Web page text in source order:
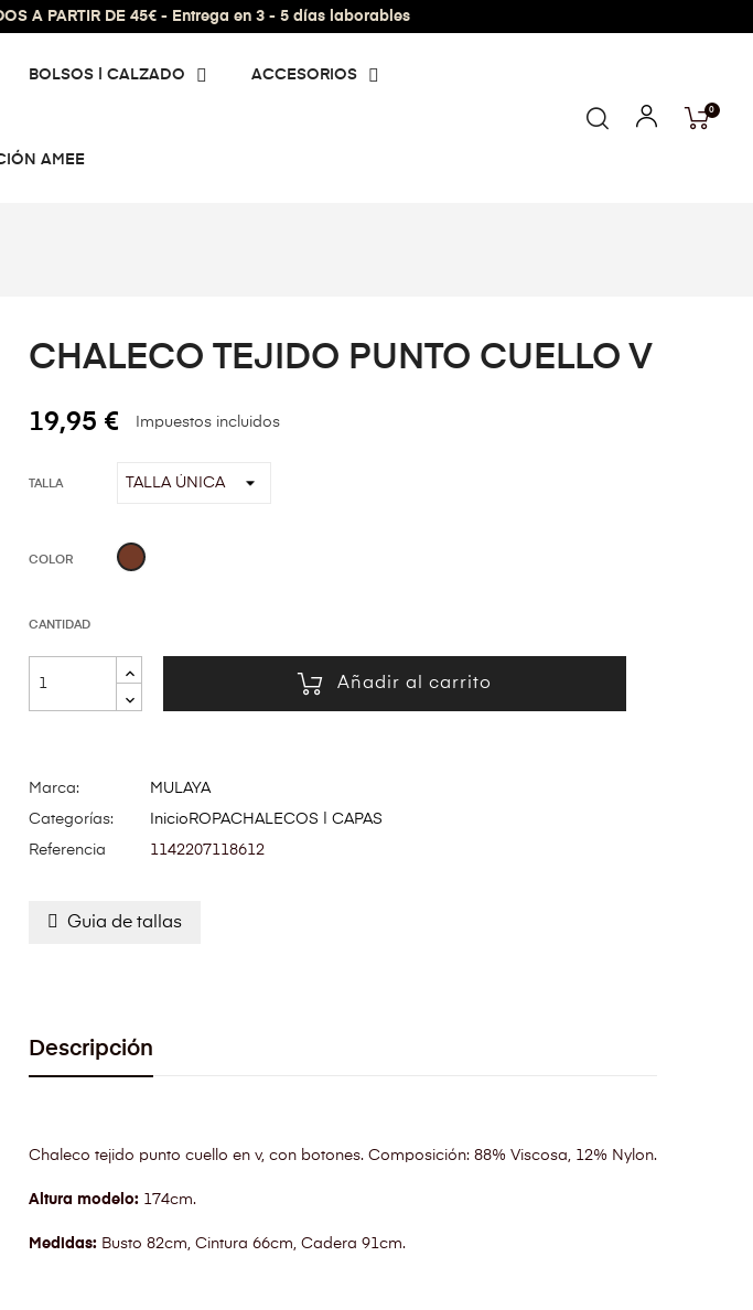
A PARTIR DE 45€ - Entrega en 3 - 5 días laborables
BOLSOS | CALZADO ACCESORIOS
AMEE
0
CHALECO TEJIDO PUNTO CUELLO V
19,95 € Impuestos incluidos
TALLA
COLOR Marrón
CANTIDAD
Añadir al carrito
Marca:
MULAYA
Categorías:
Inicio ROPACHALECOS | CAPAS
Referencia
1142207118612
Guia de tallas
Descripción
Chaleco tejido punto cuello en v, con botones. Composición: 88% Viscosa, 12% Nylon.
Altura modelo: 174cm.
Medidas: Busto 82cm, Cintura 66cm, Cadera 91cm.